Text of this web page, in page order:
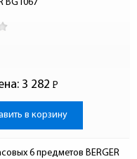
BG1067
3 282 Р
-
в корзину
6 предметов BERGER